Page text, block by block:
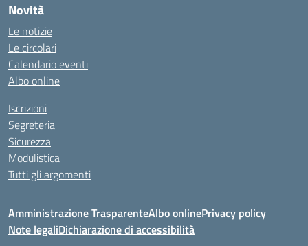
Novità
Le notizie
Le circolari
Calendario eventi
Albo online
Iscrizioni
Segreteria
Sicurezza
Modulistica
Tutti gli argomenti
Amministrazione TrasparenteAlbo onlinePrivacy policy
Note legaliDichiarazione di accessibilità